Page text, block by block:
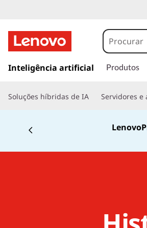
a
a
Inteligência artificial Produtos
Soluções híbridas de IA Servidores e